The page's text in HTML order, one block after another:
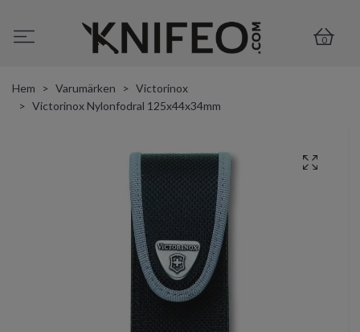
0
Hem Varumärken
Victorinox
Victorinox Nylonfodral 125x44x34mm